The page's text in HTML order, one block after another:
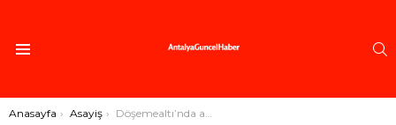
Buradasınız:
Anasayfa Asayiş Döşemealtı’nda araçta yapılan aramada 30 kilogram uyuşturucu